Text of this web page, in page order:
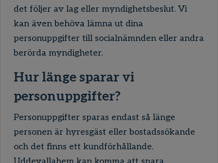
det följer av lag eller myndighetsbeslut. Vi
kan även behöva lämna ut dina
personuppgifter till socialnämnden eller andra
berörda myndigheter.
Hur länge sparar vi
personuppgifter?
Personuppgifter sparas endast så länge
personen är hyresgäst eller bostadssökande
och det finns ett kundförhållande.